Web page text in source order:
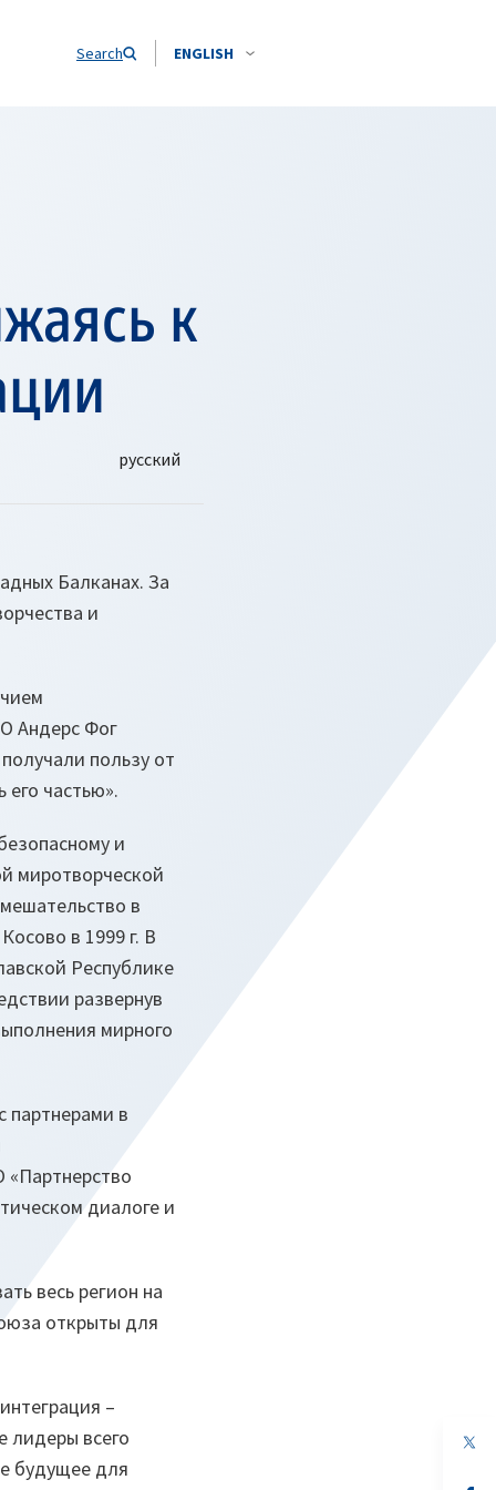
Search ENGLISH
к
Балканах. За
и
Андерс Фог
пользу от
частью».
и
миротворческой
в
в 1999 г. В
Республике
развернув
мирного
партнерами в
«Партнерство
диалоге и
весь регион на
открыты для
–
лидеры всего
будущее для